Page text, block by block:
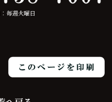
毎週火曜日